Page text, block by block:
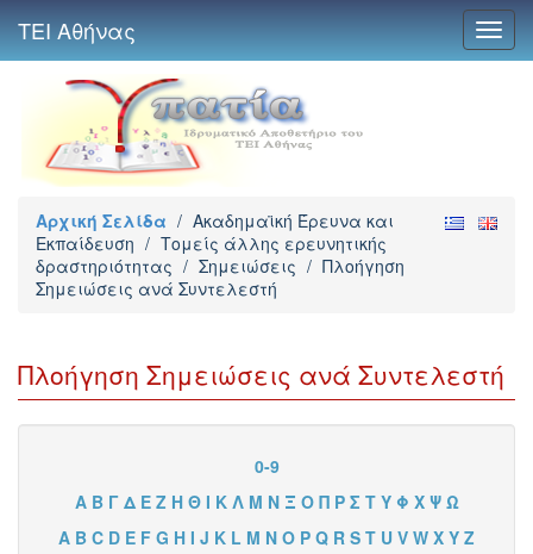
ΤΕΙ Αθήνας
Αρχική Σελίδα / Ακαδημαϊκή Έρευνα και
Εκπαίδευση / Τομείς άλλης ερευνητικής
δραστηριότητας / Σημειώσεις / Πλοήγηση
Σημειώσεις ανά Συντελεστή
Πλοήγηση Σημειώσεις ανά Συντελεστή
0-9
Α Β Γ Δ Ε Ζ Η Θ Ι Κ Λ Μ Ν Ξ Ο Π Ρ Σ Τ Υ Φ Χ Ψ Ω
A B C D E F G H I J K L M N O P Q R S T U V W X Y Z